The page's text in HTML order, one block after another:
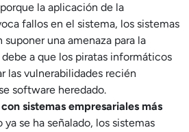
la aplicación de la
fallos en el sistema, los sistemas
suponer una amenaza para la
debe a que los piratas informáticos
las vulnerabilidades recién
software heredado.
sistemas empresariales más
ya se ha señalado, los sistemas